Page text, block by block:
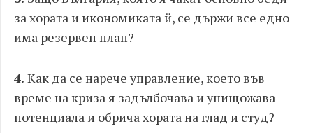
за хората и икономиката й, се държи все едно
има резервен план?
4. Как да се нарече управление, което във
време на криза я задълбочава и унищожава
потенциала и обрича хората на глад и студ?